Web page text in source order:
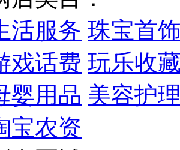
活服务 珠宝首
戏话费 玩乐收
婴用品 美容护
宝农资